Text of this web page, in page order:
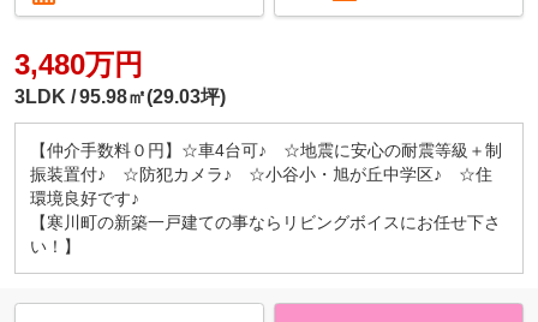
3,480万円
3LDK 95.98㎡(29.03坪)
【仲介手数料０円】☆車4台可♪ ☆地震に安心の耐震等級＋制
振装置付♪ ☆防犯カメラ♪ ☆小谷小・旭が丘中学区♪ ☆住
環境良好です♪
【寒川町の新築一戸建ての事ならリビングボイスにお任せ下さ
い！】